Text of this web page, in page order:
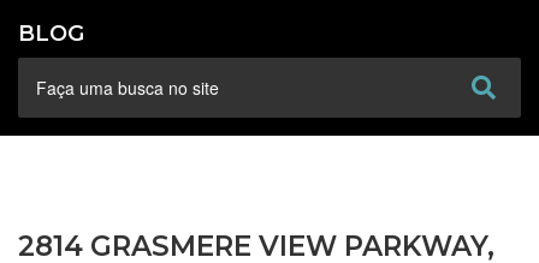
BLOG
2814 GRASMERE VIEW PARKWAY,